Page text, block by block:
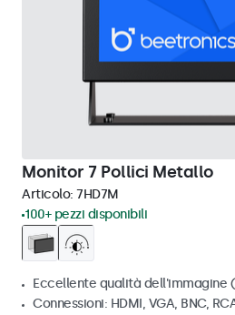
Monitor 7 Pollici Metallo
Articolo: 7HD7M
100+ pezzi disponibili
Eccellente qualità dell'immagine
Connessioni: HDMI, VGA, BNC,